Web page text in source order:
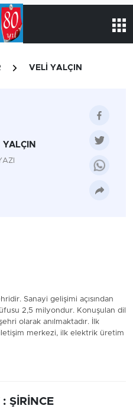
VELİ YALÇIN
YALÇIN
Sanayi gelişimi açısından
2,5 milyondur. Konuşulan dil
olarak anılmaktadır. İlk
merkezi, ilk elektrik üretim
ŞİRİNCE